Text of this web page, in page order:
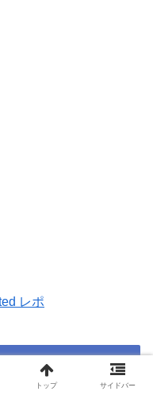
レポ
トップ サイドバー